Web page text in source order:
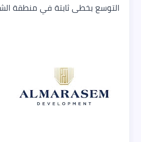
التوسع بخطى ثابتة في منطقة